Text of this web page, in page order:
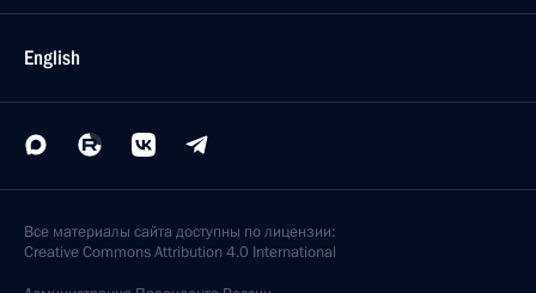
English
Все материалы сайта доступны по лицензии:
Creative Commons Attribution 4.0 International